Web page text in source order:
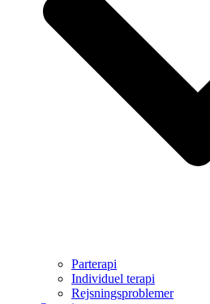
Parterapi
Individuel terapi
Rejsningsproblemer